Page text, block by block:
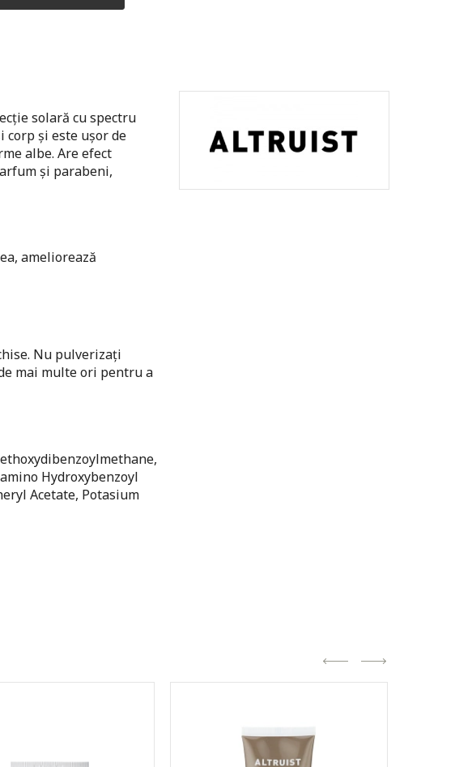
solară cu spectru
și este ușor de
albe. Are efect
și parabeni,
ameliorează
Nu pulverizați
mai multe ori pentru a
Hydroxybenzoyl
Acetate, Potasium